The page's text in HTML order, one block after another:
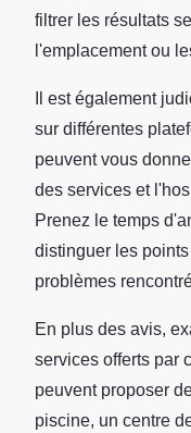
filtrer les résultats
l'emplacement ou
Il est également
sur différentes
peuvent vous
des services et
Prenez le temps
distinguer les
problèmes
En plus des avis,
services offerts par
peuvent proposer
piscine, un centre